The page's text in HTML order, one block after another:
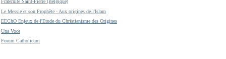
Fraternité Saint-Pierre (Belgique)
Le Messie et son Prophète - Aux origines de l'Islam
EEChO Enjeux de l'Etude du Christianisme des Origines
Una Voce
Forum Catholicum